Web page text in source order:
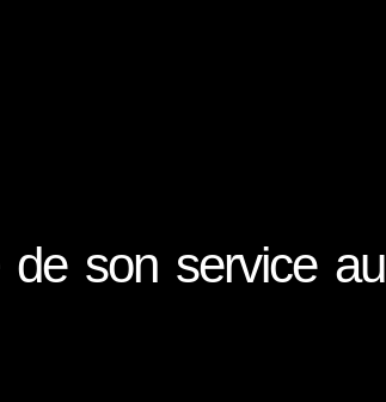
de son service au